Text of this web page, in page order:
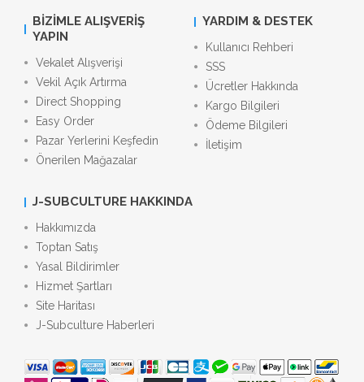
BIZIMLE ALIŞVERIŞ
YAPIN
Vekalet Alışverişi
Vekil Açık Artırma
Direct Shopping
Easy Order
Pazar Yerlerini Keşfedin
Önerilen Mağazalar
YARDIM & DESTEK
Kullanıcı Rehberi
SSS
Ücretler Hakkında
Kargo Bilgileri
Ödeme Bilgileri
İletişim
J-SUBCULTURE HAKKINDA
Hakkımızda
Toptan Satış
Yasal Bildirimler
Hizmet Şartları
Site Haritası
J-Subculture Haberleri